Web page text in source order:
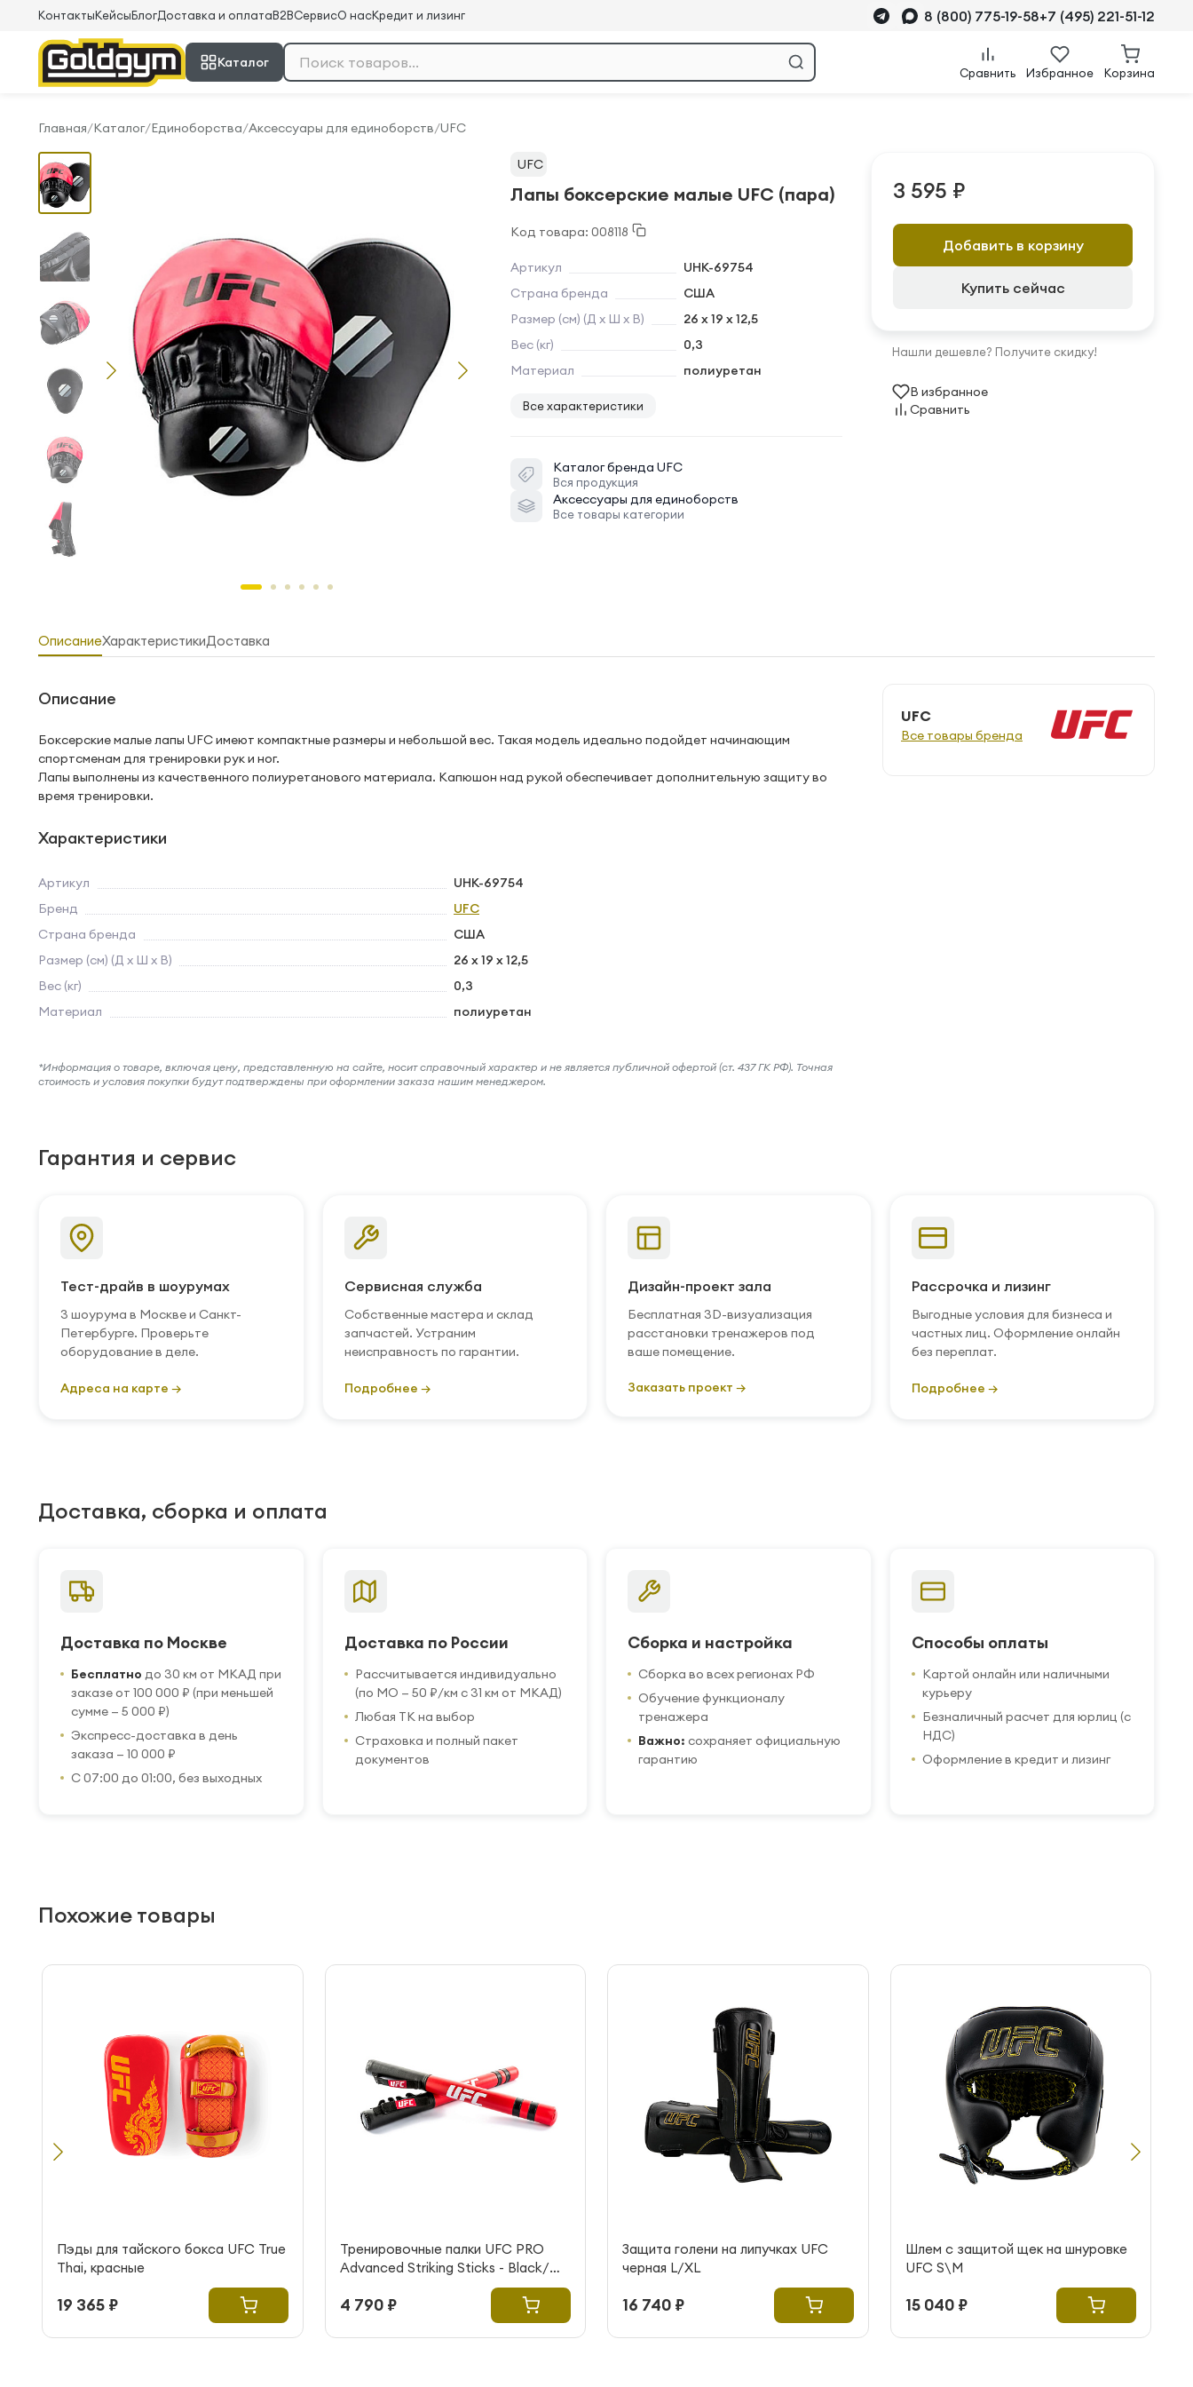
КонтактыКейсыБлогДоставка и оплатаB2BСервисО насКредит и лизинг 8 (800) 775-19-58+7 (495) 221-51-12
Каталог
Сравнить Избранное Корзина
Главная/Каталог/Единоборства/Аксессуары для единоборств/UFC
UFC
Лапы боксерские малые UFC (пара)
Код товара: 008118
Артикул
UHK-69754
Страна бренда
США
Размер (см) (Д х Ш х В)
26 x 19 x 12,5
Вес (кг)
0,3
Материал
полиуретан
Все характеристики
Каталог бренда UFC
Вся продукция
Аксессуары для единоборств
Все товары категории
3 595 ₽
Добавить в корзину
Купить сейчас
Нашли дешевле? Получите скидку!
В избранное
Сравнить
ОписаниеХарактеристикиДоставка
Описание
Боксерские малые лапы UFC имеют компактные размеры и небольшой вес. Такая модель идеально подойдет начинающим
спортсменам для тренировки рук и ног.
Лапы выполнены из качественного полиуретанового материала. Капюшон над рукой обеспечивает дополнительную защиту во
время тренировки.
Характеристики
Артикул
UHK-69754
Бренд
UFC
Страна бренда
США
Размер (см) (Д х Ш х В)
26 x 19 x 12,5
Вес (кг)
0,3
Материал
полиуретан
*Информация о товаре, включая цену, представленную на сайте, носит справочный характер и не является публичной офертой (ст. 437 ГК РФ). Точная
стоимость и условия покупки будут подтверждены при оформлении заказа нашим менеджером.
UFC
Все товары бренда
Гарантия и сервис
Тест-драйв в шоурумах
3 шоурума в Москве и Санкт-
Петербурге. Проверьте
оборудование в деле.
Адреса на карте →
Сервисная служба
Собственные мастера и склад
запчастей. Устраним
неисправность по гарантии.
Подробнее →
Дизайн-проект зала
Бесплатная 3D-визуализация
расстановки тренажеров под
ваше помещение.
Заказать проект →
Рассрочка и лизинг
Выгодные условия для бизнеса и
частных лиц. Оформление онлайн
без переплат.
Подробнее →
Доставка, сборка и оплата
Доставка по Москве
Бесплатно до 30 км от МКАД при
заказе от 100 000 ₽ (при меньшей
сумме — 5 000 ₽)
Экспресс-доставка в день
заказа — 10 000 ₽
С 07:00 до 01:00, без выходных
Доставка по России
Рассчитывается индивидуально
(по МО — 50 ₽/км с 31 км от МКАД)
Любая ТК на выбор
Страховка и полный пакет
документов
Сборка и настройка
Сборка во всех регионах РФ
Обучение функционалу
тренажера
Важно: сохраняет официальную
гарантию
Способы оплаты
Картой онлайн или наличными
курьеру
Безналичный расчет для юрлиц (с
НДС)
Оформление в кредит и лизинг
Похожие товары
Пэды для тайского бокса UFC True
Thai, красные
19 365 ₽
Тренировочные палки UFC PRO
Advanced Striking Sticks - Black/
4 790 ₽
Защита голени на липучках UFC
черная L/XL
16 740 ₽
Шлем с защитой щек на шнуровке
UFC S\M
15 040 ₽